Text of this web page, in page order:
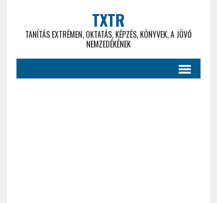
TXTR
TANÍTÁS EXTRÉMEN, OKTATÁS, KÉPZÉS, KÖNYVEK, A JÖVŐ
NEMZEDÉKÉNEK